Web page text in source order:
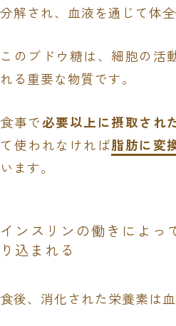
分解され、血液を通じて体全
このブドウ糖は、細胞の活
れる重要な物質です。
食事で必要以上に摂取され
て使われなければ脂肪に変
います。
インスリンの働きによっ
り込まれる
食後、消化された栄養素は